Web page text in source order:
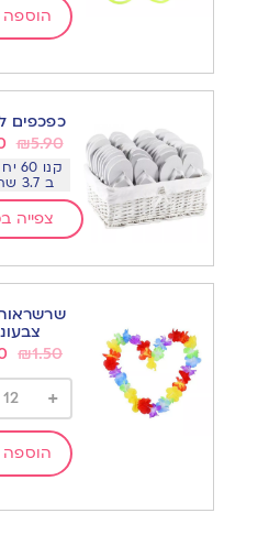
כפכפים
₪5.90
קנו
ב 3.7 שח לזוג
צפייה
שרשראות
₪1.50
+